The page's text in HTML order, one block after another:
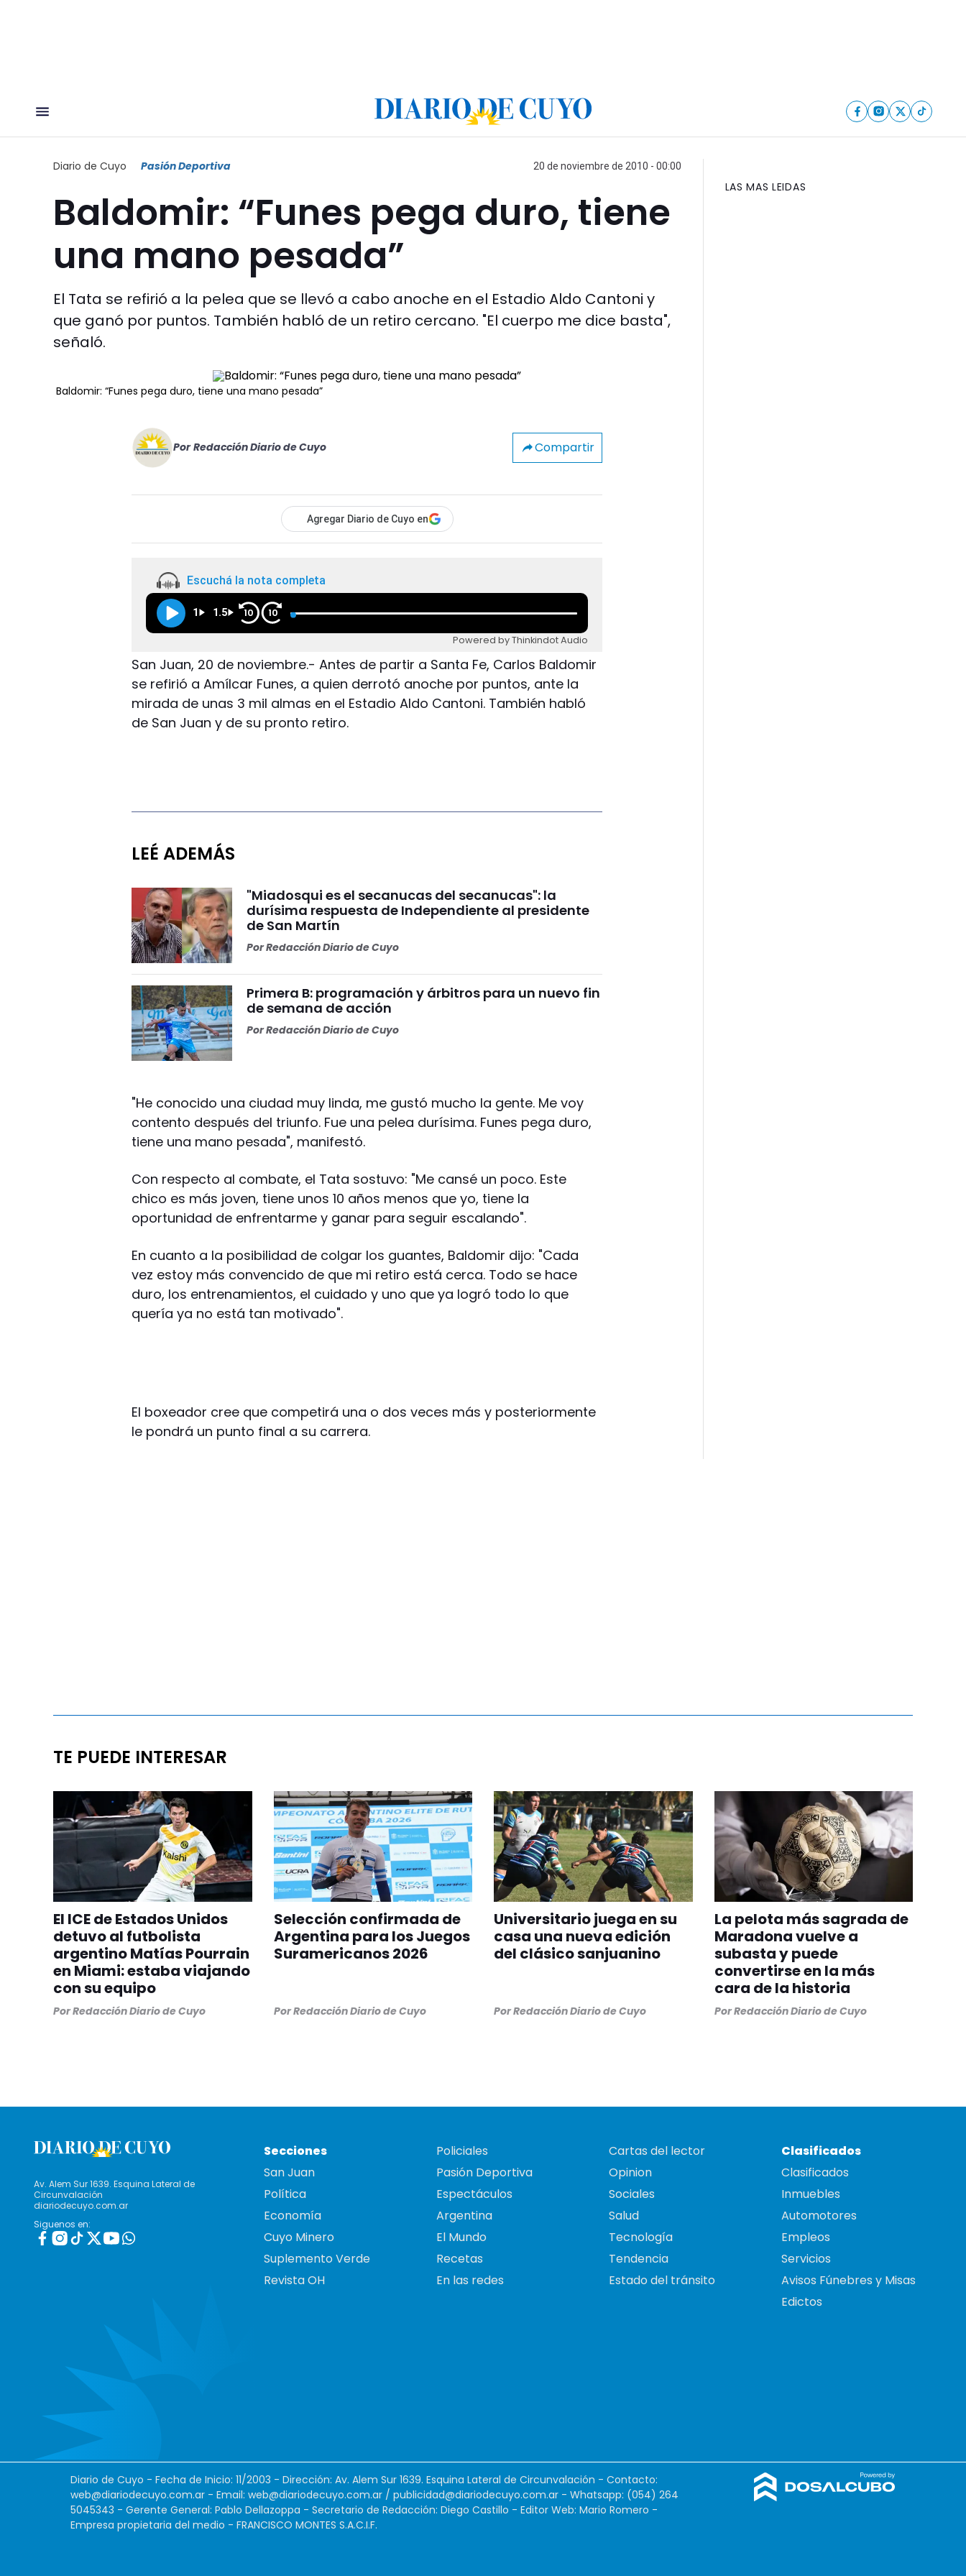
Diario de Cuyo Pasión Deportiva 20 de noviembre de 2010 - 00:00
Baldomir: “Funes pega duro, tiene
una mano pesada”
El Tata se refirió a la pelea que se llevó a cabo anoche en el Estadio Aldo Cantoni y
que ganó por puntos. También habló de un retiro cercano. "El cuerpo me dice basta",
señaló.
Baldomir: “Funes pega duro, tiene una mano pesada”
Por Redacción Diario de Cuyo Compartir
Agregar Diario de Cuyo en
Escuchá la nota completa
1 1.5 10 10
Powered by Thinkindot Audio
San Juan, 20 de noviembre.- Antes de partir a Santa Fe, Carlos Baldomir
se refirió a Amílcar Funes, a quien derrotó anoche por puntos, ante la
mirada de unas 3 mil almas en el Estadio Aldo Cantoni. También habló
de San Juan y de su pronto retiro.
LEÉ ADEMÁS
"Miadosqui es el secanucas del secanucas": la
durísima respuesta de Independiente al presidente
de San Martín
PorRedacción Diario de Cuyo
Primera B: programación y árbitros para un nuevo fin
de semana de acción
PorRedacción Diario de Cuyo
"He conocido una ciudad muy linda, me gustó mucho la gente. Me voy
contento después del triunfo. Fue una pelea durísima. Funes pega duro,
tiene una mano pesada", manifestó.
Con respecto al combate, el Tata sostuvo: "Me cansé un poco. Este
chico es más joven, tiene unos 10 años menos que yo, tiene la
oportunidad de enfrentarme y ganar para seguir escalando".
En cuanto a la posibilidad de colgar los guantes, Baldomir dijo: "Cada
vez estoy más convencido de que mi retiro está cerca. Todo se hace
duro, los entrenamientos, el cuidado y uno que ya logró todo lo que
quería ya no está tan motivado".
El boxeador cree que competirá una o dos veces más y posteriormente
le pondrá un punto final a su carrera.
LAS MAS LEIDAS
TE PUEDE INTERESAR
El ICE de Estados Unidos
detuvo al futbolista
argentino Matías Pourrain
en Miami: estaba viajando
con su equipo
PorRedacción Diario de Cuyo
Selección confirmada de
Argentina para los Juegos
Suramericanos 2026
PorRedacción Diario de Cuyo
Universitario juega en su
casa una nueva edición
del clásico sanjuanino
PorRedacción Diario de Cuyo
La pelota más sagrada de
Maradona vuelve a
subasta y puede
convertirse en la más
cara de la historia
PorRedacción Diario de Cuyo
Av. Alem Sur 1639. Esquina Lateral de
Circunvalación
diariodecuyo.com.ar
Siguenos en:
Secciones
San Juan
Política
Economía
Cuyo Minero
Suplemento Verde
Revista OH
Policiales
Pasión Deportiva
Espectáculos
Argentina
El Mundo
Recetas
En las redes
Cartas del lector
Opinion
Sociales
Salud
Tecnología
Tendencia
Estado del tránsito
Clasificados
Clasificados
Inmuebles
Automotores
Empleos
Servicios
Avisos Fúnebres y Misas
Edictos
Diario de Cuyo - Fecha de Inicio: 11/2003 - Dirección: Av. Alem Sur 1639. Esquina Lateral de Circunvalación - Contacto:
web@diariodecuyo.com.ar - Email: web@diariodecuyo.com.ar / publicidad@diariodecuyo.com.ar - Whatsapp: (054) 264
5045343 - Gerente General: Pablo Dellazoppa - Secretario de Redacción: Diego Castillo - Editor Web: Mario Romero -
Empresa propietaria del medio - FRANCISCO MONTES S.A.C.I.F.